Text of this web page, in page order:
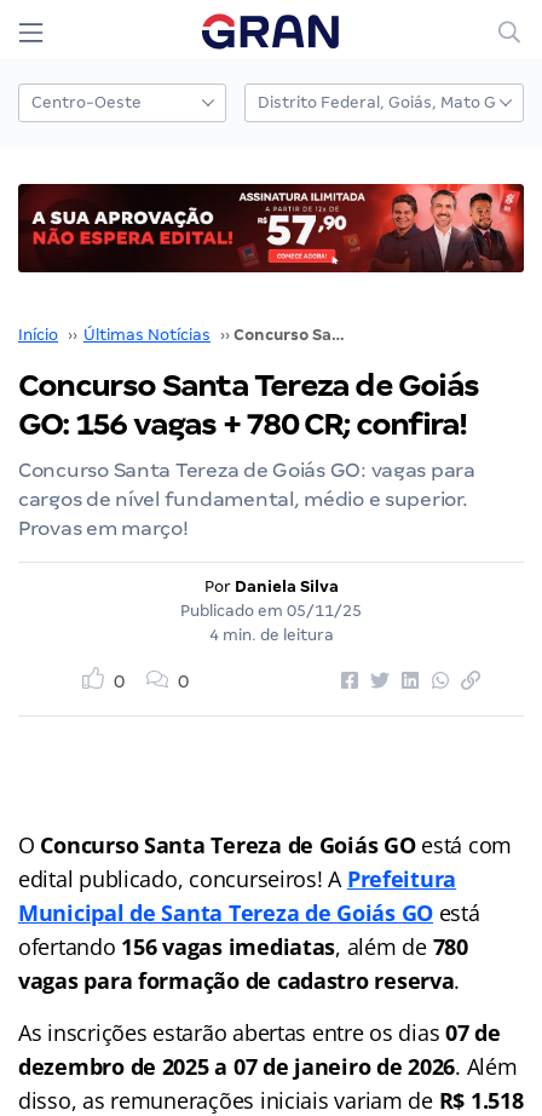
Início ›› Últimas Notícias ›› Concurso Santa Tereza de Goiás GO: 156 vagas + 780 CR; confira!
Concurso Santa Tereza de Goiás
GO: 156 vagas + 780 CR; confira!
Concurso Santa Tereza de Goiás GO: vagas para
cargos de nível fundamental, médio e superior.
Provas em março!
Por Daniela Silva
Publicado em 05/11/25
4 min. de leitura
0 0
O Concurso Santa Tereza de Goiás GOestá com
edital publicado, concurseiros! A Prefeitura
Municipal de Santa Tereza de Goiás GO está
ofertando 156 vagas imediatas, além de 780
vagas para formação de cadastro reserva.
As inscrições estarão abertas entre os dias07 de
dezembro de 2025 a 07 de janeiro de 2026. Além
disso, as remunerações iniciais variam de R$ 1.518